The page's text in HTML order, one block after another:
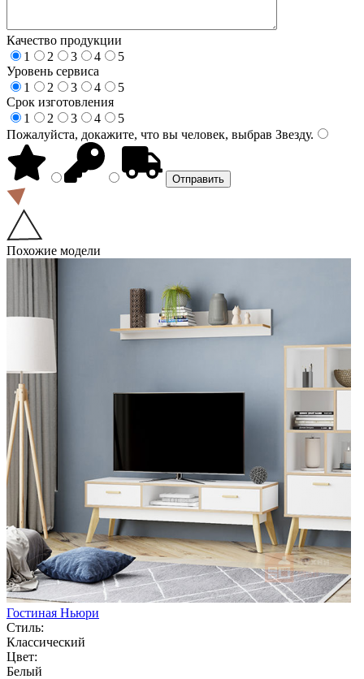
Качество продукции
1
2 3 4
5
Уровень сервиса
1
2 3 4
5
Срок изготовления
1
2 3 4
5
Пожалуйста, докажите, что вы человек, выбрав Звезду.
Похожие модели
Гостиная Ньюри
Стиль:
Классический
Цвет:
Белый